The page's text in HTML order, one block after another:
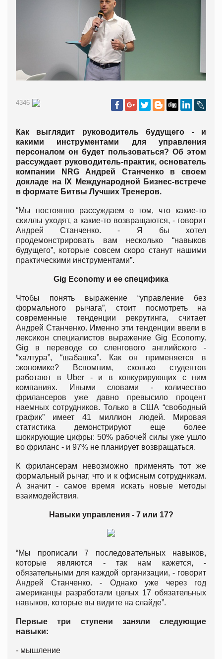
4346
Как выглядит руководитель будущего - и
какими инструментами для управления
персоналом он будет пользоваться? Об этом
рассуждает руководитель-практик, основатель
компании NRG Андрей Станченко в своем
докладе на IX Международной Бизнес-встрече
в формате Битвы Лучших Тренеров.
“Мы постоянно рассуждаем о том, что какие-то
скиллы уходят, а какие-то возвращаются, - говорит
Андрей Станченко. - Я бы хотел
продемонстрировать вам несколько “навыков
будущего”, которые совсем скоро станут нашими
практическими инструментами”.
Gig Economy и ее специфика
Чтобы понять выражение “управление без
формального рычага”, стоит посмотреть на
современные тенденции рекрутинга, считает
Андрей Станченко. Именно эти тенденции ввели в
лексикон специалистов выражение Gig Economy.
Gig в переводе со сленгового английского -
“халтура”, “шабашка”. Как он применяется в
экономике? Вспомним, сколько студентов
работают в Uber - и в конкурирующих с ним
компаниях. Иными словами - количество
фрилансеров уже давно превысило процент
наемных сотрудников. Только в США “свободный
график” имеет 41 миллион людей. Мировая
статистика демонстрируют еще более
шокирующие цифры: 50% рабочей силы уже ушло
во фриланс - и 97% не планирует возвращаться.
К фрилансерам невозможно применять тот же
формальный рычаг, что и к офисным сотрудникам.
А значит - самое время искать новые методы
взаимодействия.
Навыки управления - 7 или 17?
“Мы прописали 7 последовательных навыков,
которые являются - так нам кажется, -
обязательными для каждой организации, - говорит
Андрей Станченко. - Однако уже через год
американцы разработали целых 17 обязательных
навыков, которые вы видите на слайде”.
Первые три ступени заняли следующие
навыки:
- мышление